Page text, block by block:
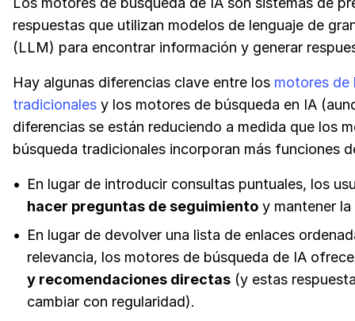
respuestas que utilizan modelos de lenguaje de
(LLM) para encontrar información y generar
Hay algunas diferencias clave entre los motores de
tradicionales y los motores de búsqueda en IA
diferencias se están reduciendo a medida que los
búsqueda tradicionales incorporan más funciones
En lugar de introducir consultas puntuales, los
hacer preguntas de seguimiento y mantener
En lugar de devolver una lista de enlaces
relevancia, los motores de búsqueda de IA
y recomendaciones directas (y estas
cambiar con regularidad).